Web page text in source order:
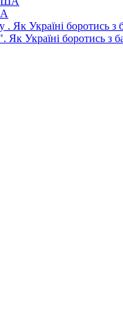
Україні боротись з